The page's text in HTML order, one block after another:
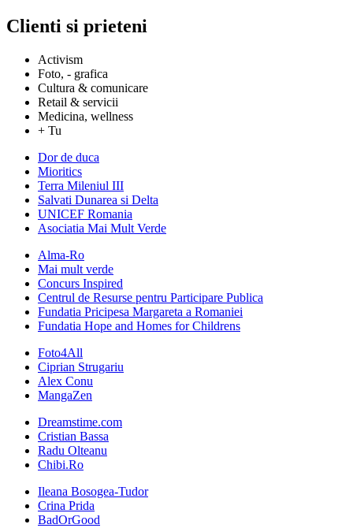
Clienti si prieteni
Activism
Foto, - grafica
Cultura & comunicare
Retail & servicii
Medicina, wellness
+ Tu
Dor de duca
Mioritics
Terra Mileniul III
Salvati Dunarea si Delta
UNICEF Romania
Asociatia Mai Mult Verde
Alma-Ro
Mai mult verde
Concurs Inspired
Centrul de Resurse pentru Participare Publica
Fundatia Pricipesa Margareta a Romaniei
Fundatia Hope and Homes for Childrens
Foto4All
Ciprian Strugariu
Alex Conu
MangaZen
Dreamstime.com
Cristian Bassa
Radu Olteanu
Chibi.Ro
Ileana Bosogea-Tudor
Crina Prida
BadOrGood